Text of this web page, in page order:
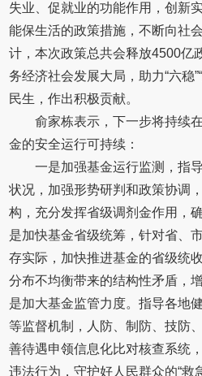
失业、促就业的功能作用，创新
能保生活的政策措施，不断向社
计，本次政策总共会释放4500亿
务经济社会发展大局，助力“六稳
民生，作出积极贡献。
俞家栋表示，下一步将持续
金的安全运行可持续：
一是加强基金运行监测，指
状况，加强形势研判和政策协调
构，充分发挥省级调剂金作用，
是加快基金省级统筹，针对省、
存实际，加快推进基金的省级统
分布不均衡带来的结构性矛盾，
是加大基金监管力度。指导各地
等监督机制，人防、制防、技防
善待遇申领信息化比对核查系统
违法行为，守护好人民群众的“救